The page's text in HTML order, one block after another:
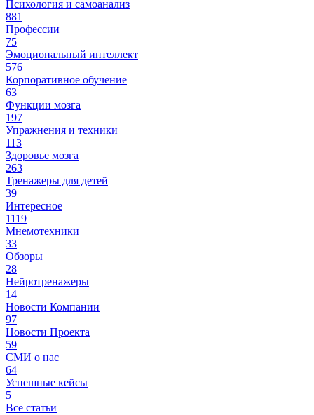
Психология и самоанализ
881
Профессии
75
Эмоциональный интеллект
576
Корпоративное обучение
63
Функции мозга
197
Упражнения и техники
113
Здоровье мозга
263
Тренажеры для детей
39
Интересное
1119
Мнемотехники
33
Обзоры
28
Нейротренажеры
14
Новости Компании
97
Новости Проекта
59
СМИ о нас
64
Успешные кейсы
5
Все статьи